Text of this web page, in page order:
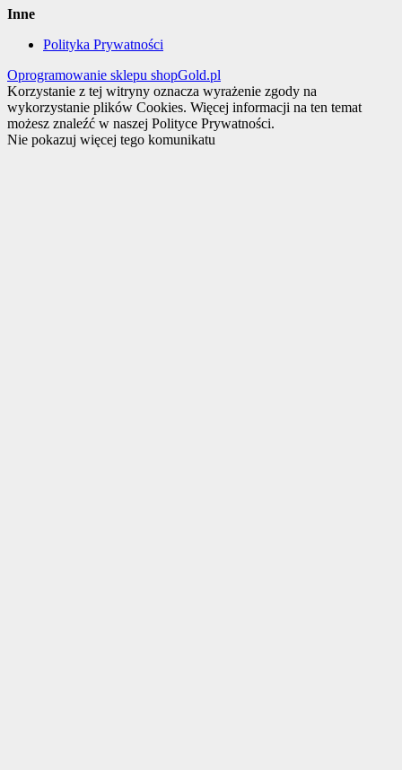
Inne
Polityka Prywatności
Oprogramowanie sklepu shopGold.pl
Korzystanie z tej witryny oznacza wyrażenie zgody na
wykorzystanie plików Cookies. Więcej informacji na ten temat
możesz znaleźć w naszej Polityce Prywatności.
Nie pokazuj więcej tego komunikatu